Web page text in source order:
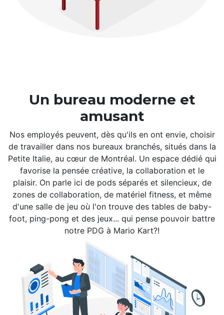
Un bureau moderne et
amusant
Nos employés peuvent, dès qu'ils en ont envie, choisir
de travailler dans nos bureaux branchés, situés dans la
Petite Italie, au cœur de Montréal. Un espace dédié qui
favorise la pensée créative, la collaboration et le
plaisir. On parle ici de pods séparés et silencieux, de
zones de collaboration, de matériel fitness, et même
d'une salle de jeu où l'on trouve des tables de baby-
foot, ping-pong et des jeux... qui pense pouvoir battre
notre PDG à Mario Kart?!